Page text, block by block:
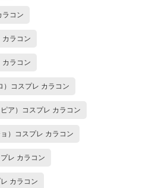
ラコン
カラコン
カラコン
）コスプレ カラコン
ア）コスプレ カラコン
）コスプレ カラコン
レ カラコン
カラコン